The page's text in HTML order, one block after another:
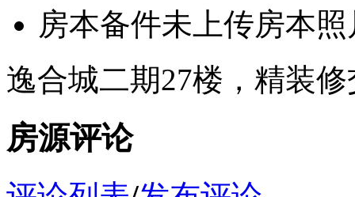
房本备件未上传房本照
逸合城二期27楼，精装
房源评论